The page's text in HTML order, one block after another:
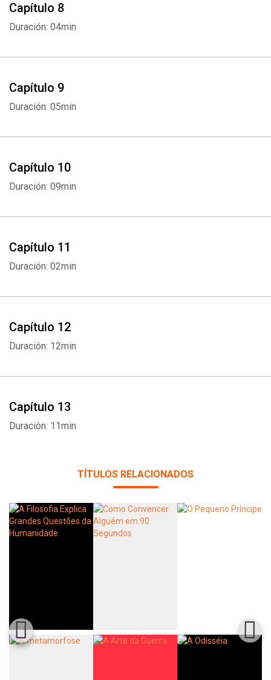
Capítulo 8
Duración: 04min
Capítulo 9
Duración: 05min
Capítulo 10
Duración: 09min
Capítulo 11
Duración: 02min
Capítulo 12
Duración: 12min
Capítulo 13
Duración: 11min
TÍTULOS RELACIONADOS
Whatsapp